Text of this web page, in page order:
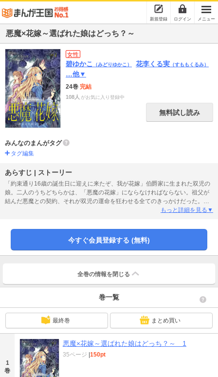
新規登録 ログイン メニュー
悪魔×花嫁～選ばれた娘はどっち？～
女性
碧ゆかこ （みどりゆかこ） 花李くる実 （すももくるみ）
…他▼
24巻 完結
108人 がお気に入り登録中
無料試し読み
みんなのまんがタグ
タグ編集
あらすじ | ストーリー
「約束通り16歳の誕生日に迎えに来たぞ、我が花嫁」伯爵家に生まれた双児の
娘。二人のうちどちらかは、「悪魔の花嫁」にならなければならない。祖父が
結んだ悪魔との契約、それが双児の運命を狂わせる全てのきっかけだった。何
も知らず、平和な日々を過ごす双児たち。しかし突如、妹の手に現れた「悪魔
生まれ堕ちる前から、この世界は間違っていた――。「小説家になろう」で大
人気の短編を、人間ドラマの名手・花李くる実が紡ぎ出す。姉妹格差を描い
もっと詳細を見る▼
今すぐ会員登録する (無料)
全巻の情報を 閉じる
巻一覧
最終巻 まとめ買い
1
巻
悪魔×花嫁～選ばれた娘はどっち？～ 1
35ページ |150pt